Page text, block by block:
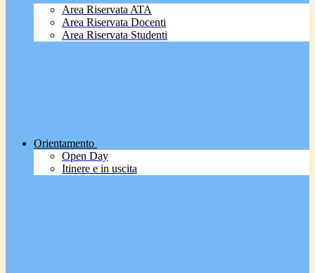
Area Riservata ATA
Area Riservata Docenti
Area Riservata Studenti
Orientamento
Open Day
Itinere e in uscita